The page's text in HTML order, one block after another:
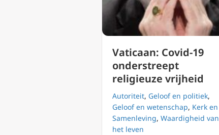
Vaticaan: Covid-19
onderstreept
religieuze vrijheid
Autoriteit, Geloof en politiek,
Geloof en wetenschap, Kerk en
Samenleving, Waardigheid van
het leven